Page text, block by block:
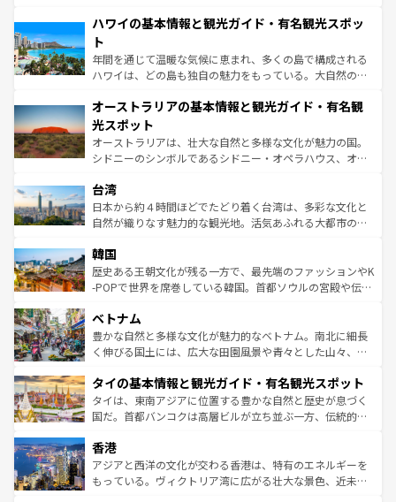
着のスイス情報はコンテンツ一覧を参照してほしい。
のような巨大都市は、観光、ショッピング、エンターテイ
ンメントが詰まった刺激的なスポットだ。一方、アメリカ
西部には大自然が広がり、グランドキャニオンやイエロー
ストーン国立公園といった絶景が堪能できる。さらに、南
文化が魅力。旅行者はアメリカの各地域で異なる魅力を楽
しみながら、その多様性と豊かな歴史を感じることができ
るだろう。車でのロードトリップや列車の旅も、アメリカ
ならではの贅沢な旅のスタイルだ。 なお、新着のアメリカ
情報は コンテンツ一覧 を参照してほしい。
ハワイの基本情報と観光ガイド・有名観光スポッ
ト
年間を通じて温暖な気候に恵まれ、多くの島で構成される
ハワイは、どの島も独自の魅力をもっている。大自然の神
ワイ島は見逃せない。また、定番の観光地といえばオアフ
島だが、静かな自然を求めるならマウイ島やカウアイ島が
おすすめ。エメラルドグリーンに輝く海をはじめ、豊かな
文化や歴史が息づいている。「アロハスピリット」と呼ば
人々、おいしいローカルフードやハワイアンミュージッ
ク、伝統的なフラダンスなど、すべてがハワイの魅力を彩
っている。訪れるたびに新しい発見と感動が待っているハ
はコンテンツ一覧
オーストラリアの基本情報と観光ガイド・有名観
光スポット
オーストラリアは、壮大な自然と多様な文化が魅力の国。
シドニーのシンボルであるシドニー・オペラハウス、オー
リアリーフや大陸中央部にそびえるウルル（エアーズロッ
ク）、タスマニアの美しい原生林やケアンズの熱帯雨林な
ど、見どころがたくさん。また、カフェやワイン、オージ
いる。アクティビティも充実しており、サーフィンやダイ
ビング、ハイキングなど、アウトドア好きにはたまらな
い。オーストラリアの多彩な魅力を存分に味わいつくそ
参照してほしい。
台湾
日本から約４時間ほどでたどり着く台湾は、多彩な文化と
自然が織りなす魅力的な観光地。活気あふれる大都市の台
ン）、静ひつな山岳地帯である台湾東部など、都市の喧騒
と山間の静けさが共存しており、訪れる人に新しい発見と
驚きをもたらしてくれる。また、奥深い台湾の食文化も魅
容にもいいと評判のスイーツなど、バラエティ豊かな料理
が味わえる。 なお、新着の台湾情報は コンテンツ一覧を参
照してほしい。
韓国
歴史ある王朝文化が残る一方で、最先端のファッションやK
-POPで世界を席巻している韓国。首都ソウルの宮殿や伝統
き、地方に足を延ばせば四季折々の自然美を楽しむことが
できる。そして、キムチや焼肉、絶品のストリートフード
まで、さまざまな韓国料理が待っている。夜には、韓国な
リティに包まれながら、韓国の多彩な魅力を心ゆくまで味
わってみてほしい。 なお、新着の韓国情報はコンテンツ一
覧を参照してほしい。
ベトナム
豊かな自然と多様な文化が魅力的なベトナム。南北に細長
く伸びる国土には、広大な田園風景や青々とした山々、世
急速な発展と共に伝統が息づく。ハノイの古い町並みやホ
ーチミン市のフランス統治時代の建物も、独特の雰囲気を
醸し出している。また、バラエティの豊かさとおいしさで
とつ。フォーやバインミー、ベトナムコーヒーなどは、ぜ
ひ現地で味わいたい。どの地域を訪れてもあたたかい人々
が旅行者を迎えてくれるので、きっと忘れられない旅にな
タイの基本情報と観光ガイド・有名観光スポット
タイは、東南アジアに位置する豊かな自然と歴史が息づく
国だ。首都バンコクは高層ビルが立ち並ぶ一方、伝統的な
の活気が交差している。北部ではチェンマイなどの山岳地
帯で自然と触れ合い、南部ではプーケットやクラビの美し
いビーチでリゾート気分を楽しむことができる。タイ料理
香港
アジアと西洋の文化が交わる香港は、特有のエネルギーを
もっている。ヴィクトリア湾に広がる壮大な景色、近未来